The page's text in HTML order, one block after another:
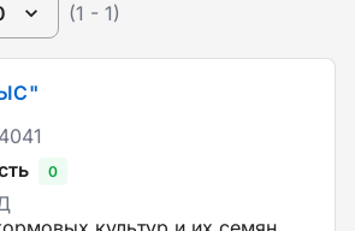
(1 - 1)
0